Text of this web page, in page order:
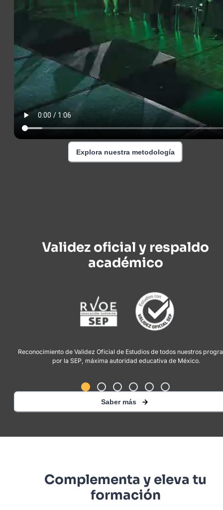
Explora nuestra metodología
Validez oficial y respaldo
académico
Reconocimiento de Validez Oficial de Estudios de todos nuestros
por la SEP, máxima autoridad educativa de México.
Saber más
Complementa y eleva tu
formación